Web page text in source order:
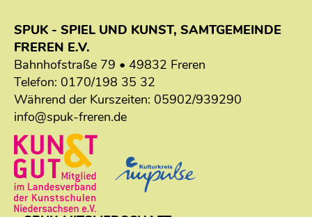
SPUK - SPIEL UND KUNST, SAMTGEMEINDE
FREREN E.V.
Bahnhofstraße 79 • 49832 Freren
Telefon: 0170/198 35 32
Während der Kurszeiten: 05902/939290
info@spuk-freren.de